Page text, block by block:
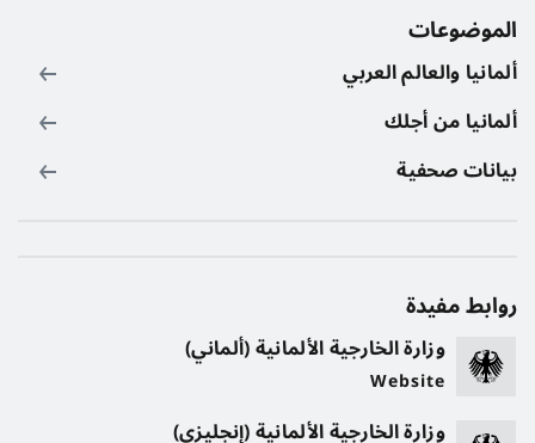
الموضوعات
ألمانيا والعالم العربي
ألمانيا من أجلك
بيانات صحفية
روابط مفيدة
وزارة الخارجية الألمانية (ألماني)
Website
وزارة الخارجية الألمانية (إنجليزي)